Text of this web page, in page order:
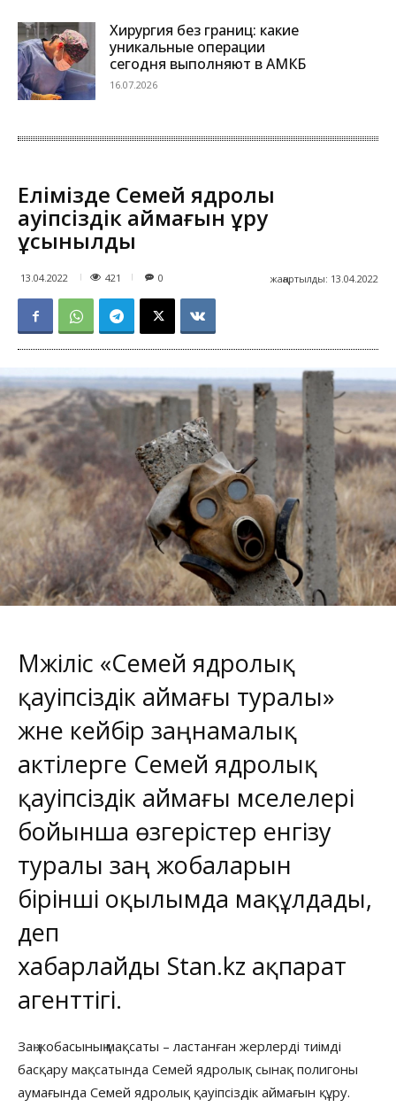
Хирургия без границ: какие
уникальные операции
сегодня выполняют в АМКБ
16.07.2026